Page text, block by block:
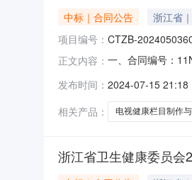
中标｜合同公告 浙江省
项目编号： CTZB-
正文内容： 一、合同编号：
广播电视集团地址
发布时间： 2024-07-15 21:18
相关产品：
电视健康栏目制作
浙江省卫生健康委员会